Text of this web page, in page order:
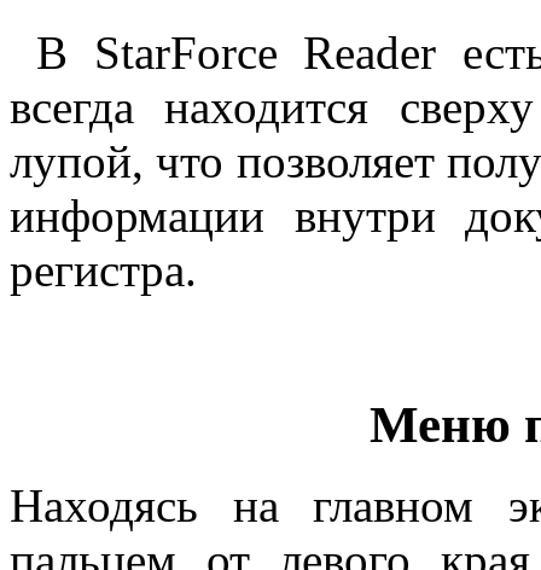
В StarForce Reader
всегда находится
лупой, что позволяет
информации внутри
регистра.
Меню
Находясь на главном
пальцем от левого